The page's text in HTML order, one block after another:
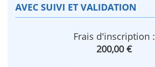
AVEC SUIVI ET VALIDATION
Frais d'inscription :
200,00 €